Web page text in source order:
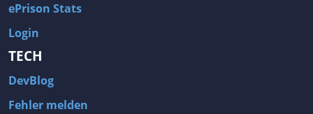
ePrison Stats
Login
TECH
DevBlog
Fehler melden